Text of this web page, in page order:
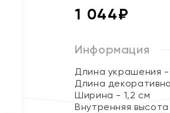
1 044₽
Информация
Длина украшения
Длина
Ширина - 1,2 см
Внутренняя